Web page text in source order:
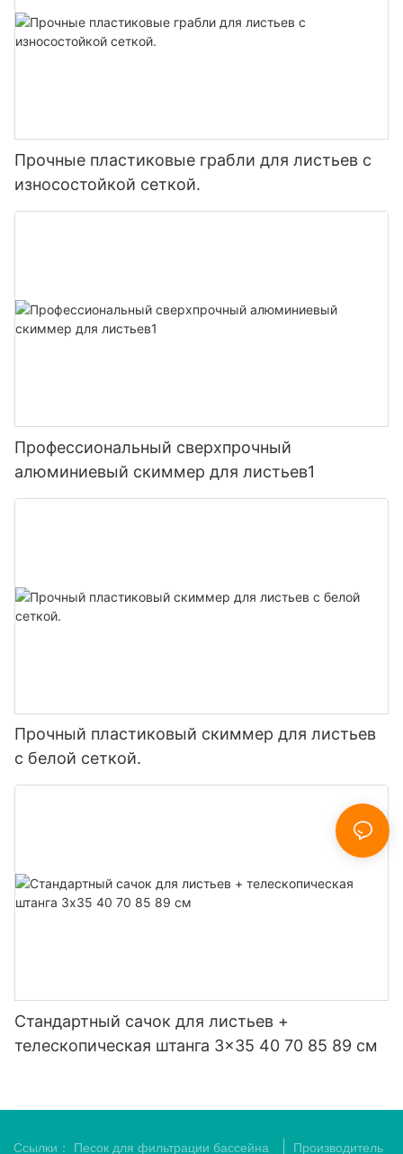
Прочные пластиковые грабли для листьев с
износостойкой сеткой.
Профессиональный сверхпрочный
алюминиевый скиммер для листьев1
Прочный пластиковый скиммер для листьев
с белой сеткой.
Стандартный сачок для листьев +
телескопическая штанга 3x35 40 70 85 89 см
Ссылки： Песок для фильтрации бассейна Производитель